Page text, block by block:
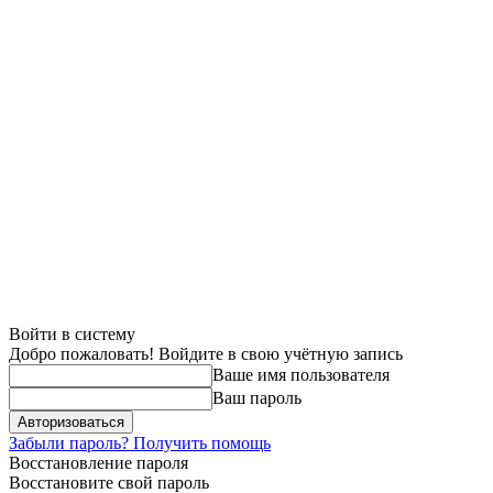
Войти в систему
Добро пожаловать! Войдите в свою учётную запись
Ваше имя пользователя
Ваш пароль
Забыли пароль? Получить помощь
Восстановление пароля
Восстановите свой пароль